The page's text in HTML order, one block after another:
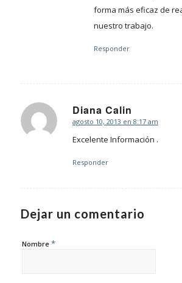
forma más eficaz de
nuestro trabajo.
Responder
Diana Calin
Dice:
agosto 10, 2013 en 8:17 am
Excelente Información .
Responder
Dejar un comentario
Nombre *